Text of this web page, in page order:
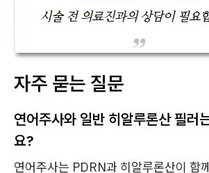
자주 묻는 질문
연어주사와 일반 히알루론산 필러
요?
연어주사는 PDRN과 히알루론산이 함